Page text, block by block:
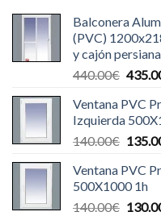
Balconera
(PVC)
y cajón
440.00€ El
era:
Ventana PVC
Izquierda
140.00€ El
era:
Ventana PVC
500X1000 1h
140.00€ El